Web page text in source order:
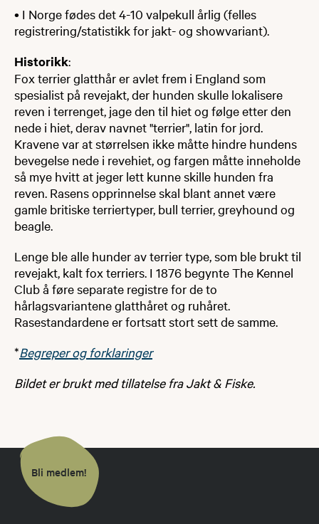
• I Norge fødes det 4-10 valpekull årlig (felles
registrering/statistikk for jakt- og showvariant).
Historikk:
Fox terrier glatthår er avlet frem i England som
spesialist på revejakt, der hunden skulle lokalisere
reven i terrenget, jage den til hiet og følge etter den
nede i hiet, derav navnet "terrier", latin for jord.
Kravene var at størrelsen ikke måtte hindre hundens
bevegelse nede i revehiet, og fargen måtte inneholde
så mye hvitt at jeger lett kunne skille hunden fra
reven. Rasens opprinnelse skal blant annet være
gamle britiske terriertyper, bull terrier, greyhound og
beagle.
Lenge ble alle hunder av terrier type, som ble brukt til
revejakt, kalt fox terriers. I 1876 begynte The Kennel
Club å føre separate registre for de to
hårlagsvariantene glatthåret og ruhåret.
Rasestandardene er fortsatt stort sett de samme.
*Begreper og forklaringer
Bildet er brukt med tillatelse fra Jakt & Fiske.
Bli medlem!